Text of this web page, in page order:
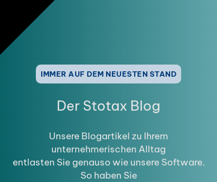
IMMER AUF DEM NEUESTEN STAND
Der Stotax Blog
Unsere Blogartikel zu Ihrem
unternehmerischen Alltag
entlasten Sie genauso wie unsere Software.
So haben Sie